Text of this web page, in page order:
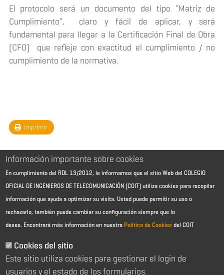
El protocolo será un documento del tipo “Matriz de
Cumplimiento”, claro y fácil de aplicar, y será
fundamental para llegar a la Certificación Final de Obra
(CFO) que refleje con exactitud el cumplimiento / no
cumplimiento de la normativa.
Imprimir
Aviso Legal - Información general
Política de cookies
Política de reembolso
Sitemap
Información importante sobre cookies
En cumplimiento del RDL 13/2012, le informamos que el sitio Web del COLEGIO
OFICIAL DE INGENIEROS DE TELECOMUNICACIÓN (COIT) utiliza cookies para recopilar
información que ayuda a optimizar su visita. Usted puede permitir su uso o
rechazarlo, también puede cambiar su configuración siempre que lo
desee. Encontrará más información en nuestra Política de Cookies del COIT
Cookies del sitio
Este sitio utiliza cookies para gestionar el login de
usuarios y el estado de los formularios.